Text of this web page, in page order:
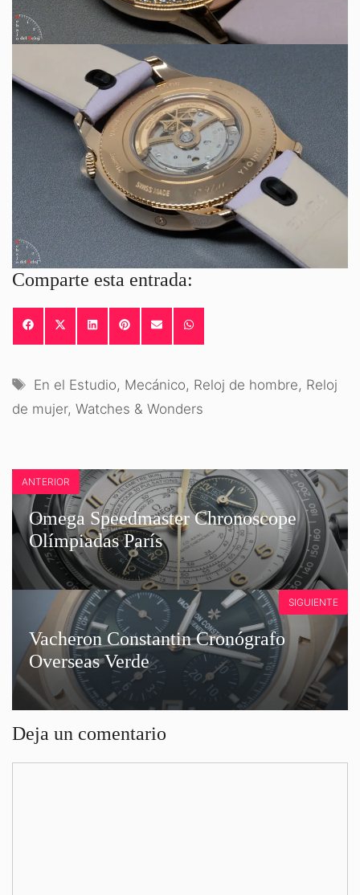
Comparte esta entrada:
COMPARTIR
EN
COMPARTIR
EN
(TWITTER)
COMPARTIR
EN
COMPARTIR
EN
COMPARTIR
EN
EN
Etiquetas
En el Estudio, Mecánico, Reloj de hombre, Reloj
de mujer, Watches & Wonders
ANTERIOR
Omega Speedmaster Chronoscope
Olímpiadas París
Vacheron Constantin Cronógrafo
Overseas Verde
SIGUIENTE
Deja un comentario